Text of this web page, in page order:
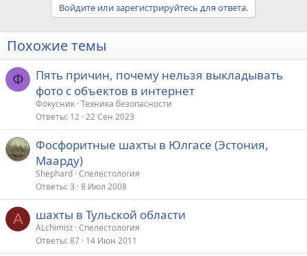
Войдите или зарегистрируйтесь для ответа.
Похожие темы
Ф
Пять причин, почему нельзя выкладывать
фото с объектов в интернет
Фокусник Техника безопасности
Ответы 12 22 Сен 2023
Фосфоритные шахты в Юлгасе (Эстония,
Маарду)
Shephard Спелестология
Ответы 3 8 Июл 2008
A шахты в Тульской области
ALchimist Спелестология
Ответы 87 14 Июн 2011